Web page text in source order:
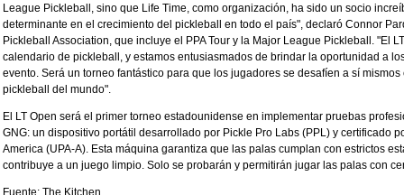
League Pickleball, sino que Life Time, como organización, ha sido un socio
determinante en el crecimiento del pickleball en todo el país", declaró Connor
Pickleball Association, que incluye el PPA Tour y la Major League Pickleball. "El
calendario de pickleball, y estamos entusiasmados de brindar la oportunidad a
evento. Será un torneo fantástico para que los jugadores se desafíen a sí
pickleball del mundo".
El LT Open será el primer torneo estadounidense en implementar pruebas
GNG: un dispositivo portátil desarrollado por Pickle Pro Labs (PPL) y certificado
America (UPA-A). Esta máquina garantiza que las palas cumplan con estrictos
contribuye a un juego limpio. Solo se probarán y permitirán jugar las palas con
Fuente: The Kitchen